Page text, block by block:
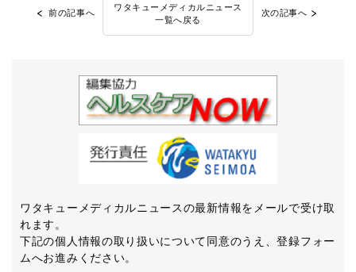
前の記事へ
ワタキューメディカルニュース
一覧へ戻る
次の記事へ
ワタキューメディカルニュースの最新情報をメールで受け取
れます。
下記の個人情報の取り扱いについて同意のうえ、登録フォー
ムへお進みください。